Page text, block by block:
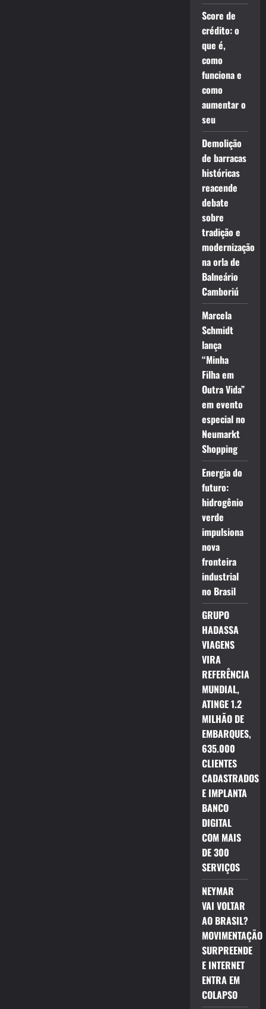
Score de
crédito: o
que é,
como
funciona e
como
aumentar o
seu
Demolição
de barracas
históricas
reacende
debate
sobre
tradição e
modernização
na orla de
Balneário
Camboriú
Marcela
Schmidt
lança
“Minha
Filha em
Outra Vida”
em evento
especial no
Neumarkt
Shopping
Energia do
futuro:
hidrogênio
verde
impulsiona
nova
fronteira
industrial
no Brasil
GRUPO
HADASSA
VIAGENS
VIRA
REFERÊNCIA
MUNDIAL,
ATINGE 1.2
MILHÃO DE
EMBARQUES,
635.000
CLIENTES
CADASTRADOS
E IMPLANTA
BANCO
DIGITAL
COM MAIS
DE 300
SERVIÇOS
NEYMAR
VAI VOLTAR
AO BRASIL?
MOVIMENTAÇÃO
SURPREENDE
E INTERNET
ENTRA EM
COLAPSO